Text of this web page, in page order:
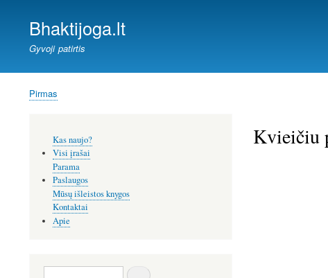
Bhaktijoga.lt
Gyvoji patirtis
Kelias
Pirmas
Kvieičiu
meniu
Kas naujo?
Visi įrašai
Parama
Paslaugos
Mūsų išleistos knygos
Kontaktai
Apie
Paieška